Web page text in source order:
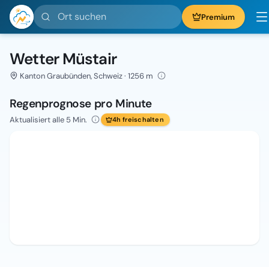
Ort suchen Premium
Wetter Müstair
Kanton Graubünden, Schweiz · 1256 m
Regenprognose pro Minute
Aktualisiert alle 5 Min. 4h freischalten